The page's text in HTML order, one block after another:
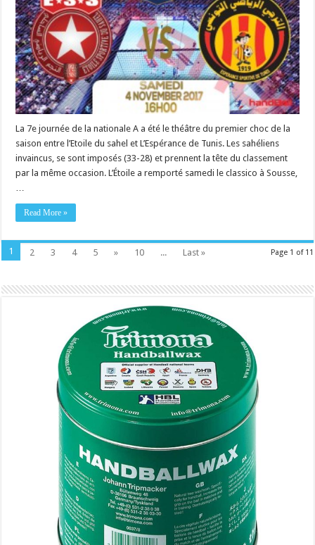
La 7e journée de la nationale A a été le théâtre du premier choc de la
saison entre l’Etoile du sahel et L’Espérance de Tunis. Les sahéliens
invaincus, se sont imposés (33-28) et prennent la tête du classement
par la même occasion. L’Étoile a remporté samedi le classico à Sousse,
Read More »
Page 1 of 11
1 2 3 4 5 » 10 ... Last »